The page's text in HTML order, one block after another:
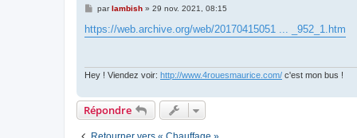
M
s
s
parlambish» 29 nov. 2021, 08:15
https://web.archive.org/web/20170415051 ... _952_1.htm
Hey ! Viendez voir: http://www.4rouesmaurice.com/ c'est mon bus !
Répondre